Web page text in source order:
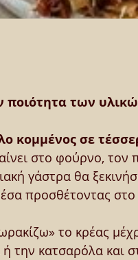
ποιότητα των
κομμένος σε
στο φούρνο,
γάστρα θα
προσθέτοντας στο
το κρέας
την κατσαρόλα και